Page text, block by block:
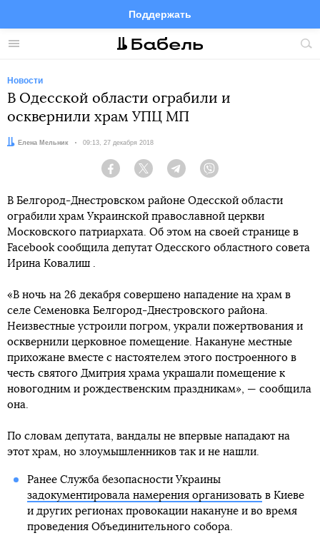
Меню
Поддержать
FacebookTelegramTwitter
Новости
В Одесской области ограбили и
осквернили храм УПЦ МП
Автор:Елена Мельник Дата:
09:13, 27 декабря 2018
Facebook Twitter Telegram
В Белгород-Днестровском районе Одесской области
ограбили храм Украинской православной церкви
Московского патриархата. Об этом на своей странице в
Facebook сообщила депутат Одесского областного совета
Ирина Ковалиш .
«В ночь на 26 декабря совершено нападение на храм в
селе Семеновка Белгород-Днестровского района.
Неизвестные устроили погром, украли пожертвования и
осквернили церковное помещение. Накануне местные
прихожане вместе с настоятелем этого построенного в
честь святого Дмитрия храма украшали помещение к
новогодним и рождественским праздникам», — сообщила
она.
По словам депутата, вандалы не впервые нападают на
этот храм, но злоумышленников так и не нашли.
Ранее Служба безопасности Украины
задокументировала намерения организовать в Киеве
и других регионах провокации накануне и во время
проведения Объединительного собора.